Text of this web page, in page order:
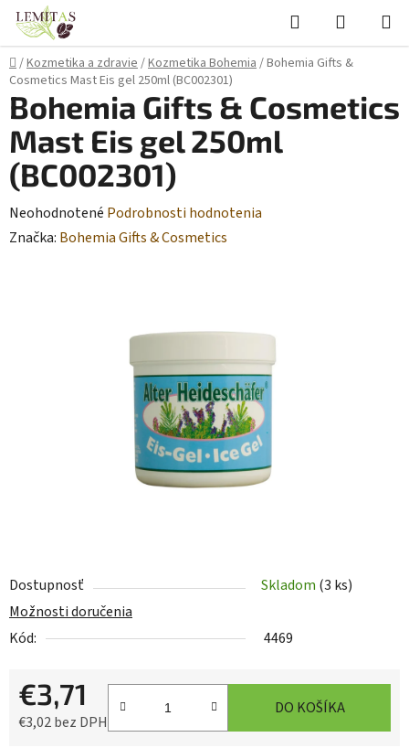
Prejsť
obsah
Hľadať
KOŠÍK
Domov
/Kozmetika a zdravie/Kozmetika Bohemia/Bohemia Gifts &
Cosmetics Mast Eis gel 250ml (BC002301)
Dostupnosť Skladom (3 ks)
Možnosti doručenia
Kód:
4469
€3,71
€3,02 bez DPH
DO KOŠÍKA
Bohemia Gifts & Cosmetics
Mast Eis gel 250ml
(BC002301)
Priemerné
hodnotenie
Neohodnotené Podrobnosti hodnotenia
Značka: Bohemia Gifts & Cosmetics